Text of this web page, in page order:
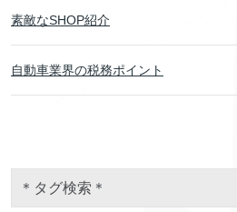
素敵なSHOP紹介
自動車業界の税務ポイント
＊タグ検索＊